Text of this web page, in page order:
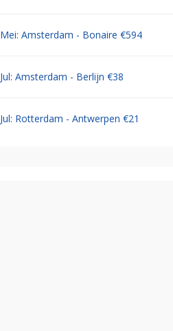
Mei: Amsterdam - Bonaire €594
Jul: Amsterdam - Berlijn €38
Jul: Rotterdam - Antwerpen €21